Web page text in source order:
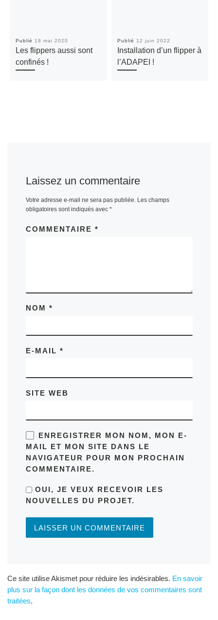
Publié 18 mai 2020
Les flippers aussi sont
confinés !
Publié 12 juin 2022
Installation d’un flipper à
l’ADAPEI !
Laissez un commentaire
Votre adresse e-mail ne sera pas publiée. Les champs
obligatoires sont indiqués avec *
COMMENTAIRE *
NOM *
E-MAIL *
SITE WEB
ENREGISTRER MON NOM, MON E-
MAIL ET MON SITE DANS LE
NAVIGATEUR POUR MON PROCHAIN
COMMENTAIRE.
OUI, JE VEUX RECEVOIR LES
NOUVELLES DU PROJET.
Ce site utilise Akismet pour réduire les indésirables. En savoir
plus sur la façon dont les données de vos commentaires sont
traitées.